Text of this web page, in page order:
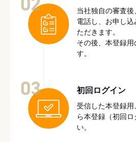
当社独自の審査
電話し、お申し
ただきます。
その後、本登録
す。
初回ログイン
受信した本登録
ら本登録（初回
い。